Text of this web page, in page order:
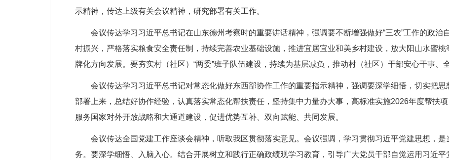
示精神，传达上级有关会议精神，研究部署有关工作。
会议传达学习习近平总书记在山东德州考察时的重要讲话精神，强调要不断增强做好“三农”工作的政治
村振兴，严格落实粮食安全责任制，持续完善农业基础设施，推进宜居宜业和美乡村建设，放大阳山水蜜
牌化方向发展。要夯实村（社区）“两委”班子队伍建设，持续为基层减负，推动村（社区）干部安心干事、
会议传达学习习近平总书记对常态化做好东西部协作工作的重要指示精神，强调要深学细悟，切实把思
部署上来，总结好协作经验，认真落实常态化帮扶责任，坚持集中力量办大事，高标准实施2026年度帮扶
服务国家对外开放战略和大通道建设，促进优势互补、双向赋能、共同发展。
会议传达全国党建工作座谈会精神，听取我区贯彻落实意见。会议强调，学习贯彻习近平党建思想，是
务。要深学细悟、入脑入心。结合开展树立和践行正确政绩观学习教育，引导广大党员干部自觉运用习近